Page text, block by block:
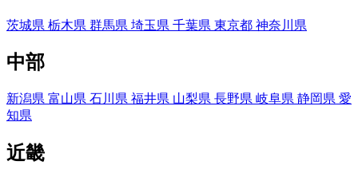
茨城県 栃木県 群馬県 埼玉県 千葉県 東京都 神奈川県
中部
新潟県 富山県 石川県 福井県 山梨県 長野県 岐阜県 静岡県 愛
知県
近畿